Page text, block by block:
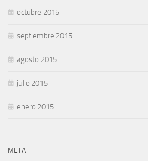
octubre 2015
septiembre 2015
agosto 2015
julio 2015
enero 2015
META